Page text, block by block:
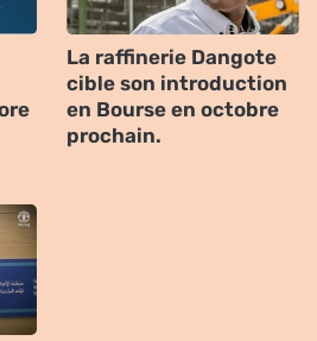
La raffinerie Dangote
cible son introduction
en Bourse en octobre
prochain.